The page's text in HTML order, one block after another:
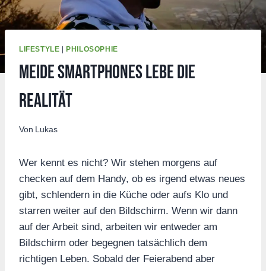
LIFESTYLE PHILOSOPHIE
Meide Smartphones lebe die
Realität
Von Lukas
Wer kennt es nicht? Wir stehen morgens auf
checken auf dem Handy, ob es irgend etwas neues
gibt, schlendern in die Küche oder aufs Klo und
starren weiter auf den Bildschirm. Wenn wir dann
auf der Arbeit sind, arbeiten wir entweder am
Bildschirm oder begegnen tatsächlich dem
richtigen Leben. Sobald der Feierabend aber